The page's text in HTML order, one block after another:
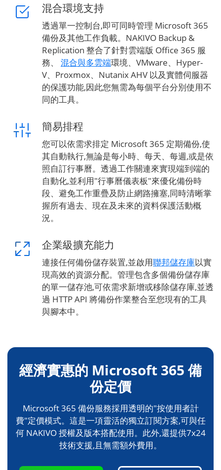
混合環境支持
透過單一控制台,即可同時管理 Microsoft 365
備份及其他工作負載。NAKIVO Backup &
Replication 整合了針對雲端版 Office 365 服
務、 混合與多雲端環境、VMware、Hyper-
V、Proxmox、Nutanix AHV 以及實體伺服器
的保護功能,因此您無需為每個平台分別使用不
同的工具。
簡易排程
您可以依需求排定 Microsoft 365 定期備份,使
其自動執行,無論是每小時、每天、每週,或是依
照自訂行事曆。透過工作關連來實現端到端的
自動化,並利用"行事曆儀表板"來優化備份時
段、避免工作重疊及防止網路擁塞,同時清晰掌
握所有過去、現在及未來的資料保護活動概
況。
企業級擴充能力
連接任何備份儲存裝置,並啟用聯邦儲存庫以實
現高效的資源分配。管理包含多個備份儲存庫
的單一儲存池,可依需求新增或移除儲存庫,並透
過 HTTP API 將備份作業整合至您現有的工具
與腳本中。
經濟實惠的 Microsoft 365 備
份定價
Microsoft 365 備份服務採用透明的"按使用者計
費"定價模式。這是一項靈活的獨立訂閱方案,可與任
何 NAKIVO 授權及版本搭配使用。此外,還提供7x24
技術支援,且無需額外費用。